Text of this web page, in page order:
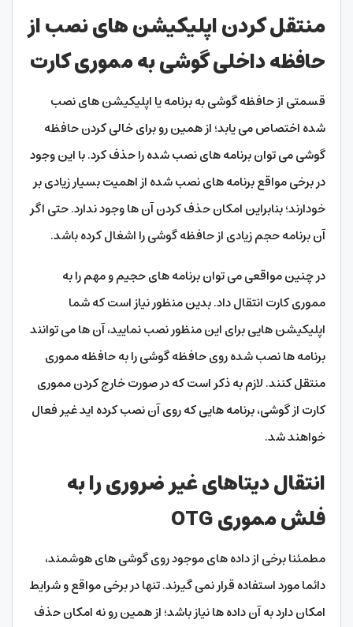
منتقل کردن اپلیکیشن های نصب از
حافظه داخلی گوشی به مموری کارت
قسمتی از حافظه گوشی به برنامه یا اپلیکیشن های نصب
شده اختصاص می یابد؛ از همین رو برای خالی کردن حافظه
گوشی می توان برنامه های نصب شده را حذف کرد. با این وجود
در برخی مواقع برنامه های نصب شده از اهمیت بسیار زیادی بر
خودارند؛ بنابراین امکان حذف کردن آن ها وجود ندارد. حتی اگر
آن برنامه حجم زیادی از حافظه گوشی را اشغال کرده باشد.
در چنین مواقعی می توان برنامه های حجیم و مهم را به
مموری کارت انتقال داد. بدین منظور نیاز است که شما
اپلیکیشن هایی برای این منظور نصب نمایید، آن ها می توانند
برنامه ها نصب شده روی حافظه گوشی را به حافظه مموری
منتقل کنند. لازم به ذکر است که در صورت خارج کردن مموری
کارت از گوشی، برنامه هایی که روی آن نصب کرده اید غیر فعال
خواهند شد.
انتقال دیتاهای غیر ضروری را به
فلش مموری OTG
مطمئنا برخی از داده های موجود روی گوشی های هوشمند،
دائما مورد استفاده قرار نمی گیرند. تنها در برخی مواقع و شرایط
امکان دارد به آن داده ها نیاز باشد؛ از همین رو نه امکان حذف